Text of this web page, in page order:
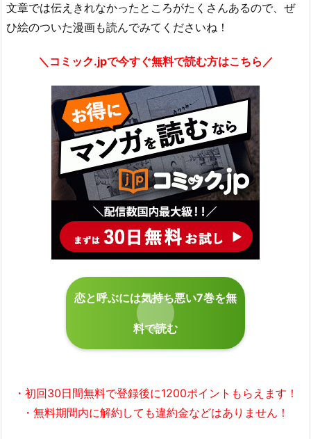
文章では伝えきれなかったところがたくさんあるので、ぜ
ひ絵のついた漫画も読んでみてくださいね！
＼コミック.jpで今すぐ無料で読む方はこちら／
恋と呼ぶには気持ち悪い7巻を無
料で読む
・初回30日間無料で登録後に1200ポイント もらえます！
・無料期間内に解約しても違約金などはありません！